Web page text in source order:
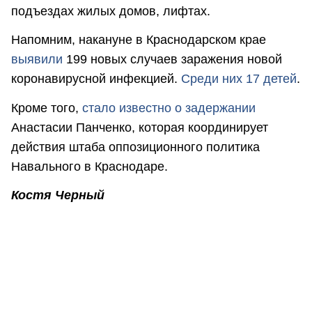
подъездах жилых домов, лифтах.
Напомним, накануне в Краснодарском крае
выявили 199 новых случаев заражения новой
коронавирусной инфекцией. Среди них 17 детей.
Кроме того, стало известно о задержании
Анастасии Панченко, которая координирует
действия штаба оппозиционного политика
Навального в Краснодаре.
Костя Черный